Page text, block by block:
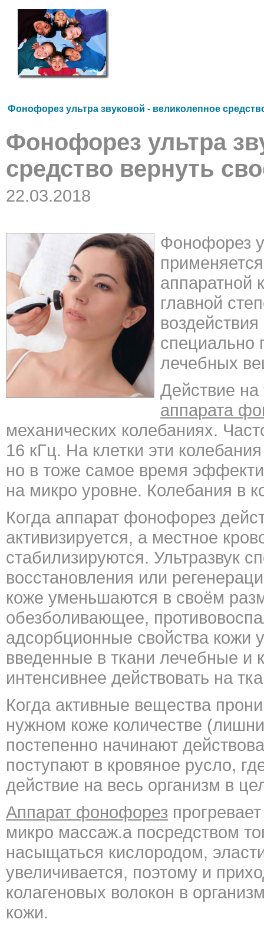
Фонофорез ультра звуковой - великолепное
Фонофорез ультра
средство вернуть
22.03.2018
Фонофорез
аппаратной
главной
специально
лечебных
Действие
аппарата
механических колебаниях.
16 кГц. На клетки эти
но в тоже самое время
на микро уровне. Колебания в
Когда аппарат фонофорез
активизируется, а местное
стабилизируются. Ультразвук
восстановления или
коже уменьшаются в своём
обезболивающее,
адсорбционные свойства кожи
введенные в ткани лечебные и
интенсивнее действовать на
Когда активные вещества
нужном коже количестве
постепенно начинают
поступают в кровяное русло,
действие на весь организм в
Аппарат фонофорез
микро массаж.а посредством
насыщаться кислородом,
увеличивается, поэтому и
колагеновых волокон в
кожи.